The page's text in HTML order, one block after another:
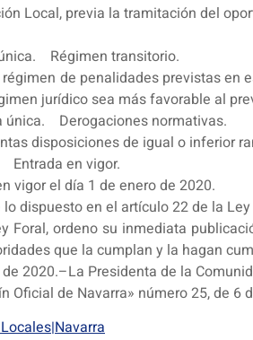
Local, previa la tramitación del
Régimen transitorio.
de penalidades previstas en
jurídico sea más favorable al
única. Derogaciones normativas.
disposiciones de igual o inferior
Entrada en vigor.
vigor el día 1 de enero de 2020.
dispuesto en el artículo 22 de la
Foral, ordeno su inmediata
que la cumplan y la hagan
2020.–La Presidenta de la
Oficial de Navarra» número 25, de 6